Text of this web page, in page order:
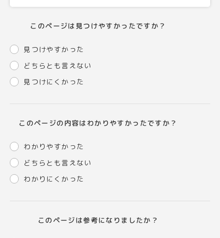
このページは見つけやすかったですか？
見つけやすかった
どちらとも言えない
見つけにくかった
このページの内容はわかりやすかったですか？
わかりやすかった
どちらとも言えない
わかりにくかった
このページは参考になりましたか？